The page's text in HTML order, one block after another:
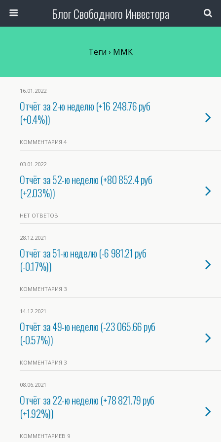
Блог Свободного Инвестора
Теги › ММК
16.01.2022
Отчёт за 2-ю неделю (+16 248.76 руб
(+0.4%))
КОММЕНТАРИЯ 4
03.01.2022
Отчёт за 52-ю неделю (+80 852.4 руб
(+2.03%))
НЕТ ОТВЕТОВ
28.12.2021
Отчёт за 51-ю неделю (-6 981.21 руб
(-0.17%))
КОММЕНТАРИЯ 3
14.12.2021
Отчёт за 49-ю неделю (-23 065.66 руб
(-0.57%))
КОММЕНТАРИЯ 3
08.06.2021
Отчёт за 22-ю неделю (+78 821.79 руб
(+1.92%))
КОММЕНТАРИЕВ 9